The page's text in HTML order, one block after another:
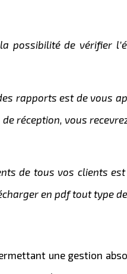
possibilité de vérifier
rapports est de vous
réception, vous
de tous vos clients
en pdf tout type
une gestion